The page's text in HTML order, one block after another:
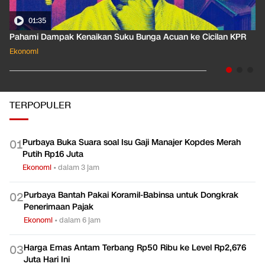
01:35
Pahami Dampak Kenaikan Suku Bunga Acuan ke Cicilan KPR
Ekonomi
TERPOPULER
01Purbaya Buka Suara soal Isu Gaji Manajer Kopdes Merah
Putih Rp16 Juta
Ekonomi •dalam 3 jam
02Purbaya Bantah Pakai Koramil-Babinsa untuk Dongkrak
Penerimaan Pajak
Ekonomi •dalam 6 jam
03Harga Emas Antam Terbang Rp50 Ribu ke Level Rp2,676
Juta Hari Ini